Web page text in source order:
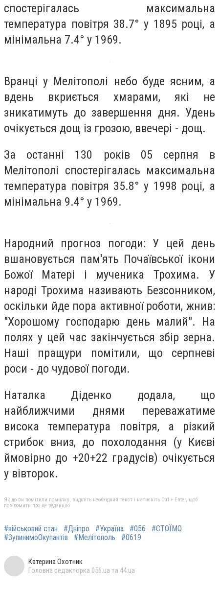
спостерігалась максимальна
температура повітря 38.7° у 1895 році, а
мінімальна 7.4° у 1969.
Вранці у Мелітополі небо буде ясним, а
вдень вкриється хмарами, які не
зникатимуть до завершення дня. Удень
очікується дощ із грозою, ввечері - дощ.
За останні 130 років 05 серпня в
Мелітополі спостерігалась максимальна
температура повітря 35.8° у 1998 році, а
мінімальна 9.4° у 1969.
Народний прогноз погоди: У цей день
вшановується пам'ять Почаївської ікони
Божої Матері і мученика Трохима. У
народі Трохима називають Безсонником,
оскільки йде пора активної роботи, жнив:
"Хорошому господарю день малий". На
полях у цей час закінчується збір зерна.
Наші пращури помітили, що серпневі
роси - до чудової погоди.
Наталка Діденко додала, що
найближчими днями переважатиме
висока температура повітря, а різкий
стрибок вниз, до похолодання (у Києві
ймовірно до +20+22 градусів) очікується
у вівторок.
Якщо ви помітили помилку, виділіть необхідний текст і натисніть Ctrl + Enter, щоб
повідомити про це редакцію
#військовий стан #Дніпро #Україна #056
#СТОЇМО
#ЗупинимоОкупантів
#Мелітополь #0619
Катерина Охотник
Головна редакторка 056.ua та 44.ua